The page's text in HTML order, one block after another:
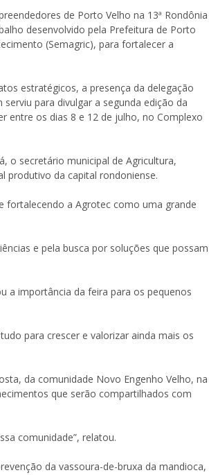
de Porto Velho na 13ª Rondônia
desenvolvido pela Prefeitura de Porto
(Semagric), para fortalecer a
estratégicos, a presença da delegação
para divulgar a segunda edição da
entre os dias 8 e 12 de julho, no Complexo
o secretário municipal de Agricultura,
produtivo da capital rondoniense.
fortalecendo a Agrotec como uma grande
e pela busca por soluções que possam
a importância da feira para os pequenos
para crescer e valorizar ainda mais os
da comunidade Novo Engenho Velho, na
que serão compartilhados com
comunidade”, relatou.
da vassoura-de-bruxa da mandioca,